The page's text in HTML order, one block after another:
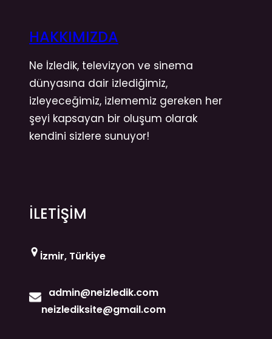
HAKKIMIZDA
Ne İzledik, televizyon ve sinema
dünyasına dair izlediğimiz,
izleyeceğimiz, izlememiz gereken her
şeyi kapsayan bir oluşum olarak
kendini sizlere sunuyor!
İLETİŞİM
İzmir, Türkiye
admin@neizledik.com
neizlediksite@gmail.com